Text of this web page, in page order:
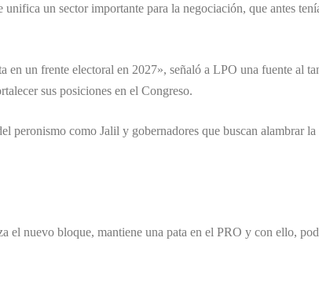
un sector importante para la negociación, que antes
en un frente electoral en 2027», señaló a LPO una fuente al
sus posiciones en el Congreso.
peronismo como Jalil y gobernadores que buscan
el nuevo bloque, mantiene una pata en el PRO y con ello,